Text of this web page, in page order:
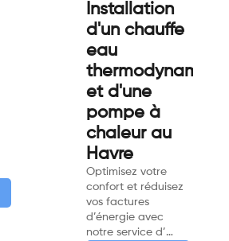
Installation
d'un chauffe
eau
et d'une
pompe à
chaleur au
Havre
Optimisez votre
confort et réduisez
vos factures
d’énergie avec
notre service d’…